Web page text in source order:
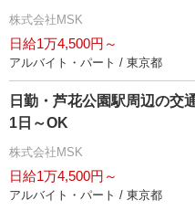
株式会社MSK
日給1万4,500円～
アルバイト・パート / 東京都
日勤・芦花公園駅周辺の交
1日～OK
株式会社MSK
日給1万4,500円～
アルバイト・パート / 東京都